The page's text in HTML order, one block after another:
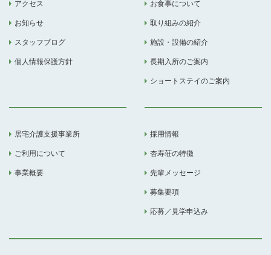
アクセス
お知らせ
スタッフブログ
個人情報保護方針
お食事について
取り組みの紹介
施設・設備の紹介
長期入所のご案内
ショートステイのご案内
居宅介護支援事業所
ご利用について
事業概要
採用情報
杏寿荘の特徴
先輩メッセージ
募集要項
応募／見学申込み